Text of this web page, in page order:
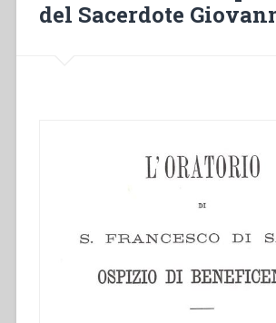
del Sacerdote